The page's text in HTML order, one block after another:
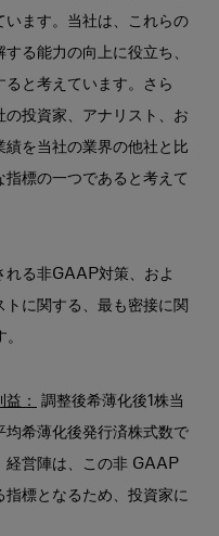
います。当社は、これらの
る能力の向上に役立ち、
と考えています。さら
投資家、アナリスト、お
績を当社の業界の他社と比
標の一つであると考えて
れる非GAAP対策、およ
に関する、最も密接に関
： 調整後希薄化後1株当
均希薄化後発行済株式数で
経営陣は、この非 GAAP
標となるため、投資家に